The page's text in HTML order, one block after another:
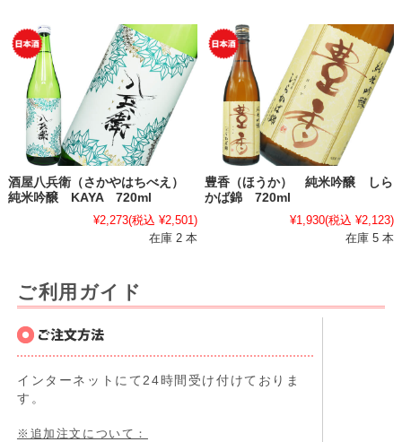
酒屋八兵衛（さかやはちべえ）
純米吟醸 KAYA 720ml
¥2,273(税込 ¥2,501)
在庫 2 本
豊香（ほうか） 純米吟醸 しら
かば錦 720ml
¥1,930(税込 ¥2,123)
在庫 5 本
ご利用ガイド
インターネットにて24時間受け付けておりま
す。
※追加注文について：